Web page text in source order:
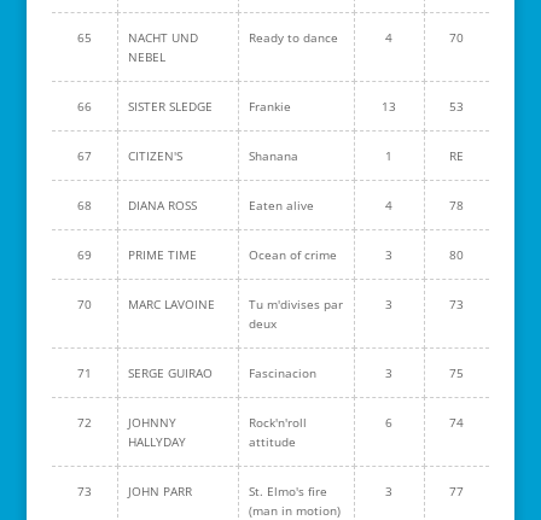
65
NACHT UND
NEBEL
Ready to dance 4 70
66 SISTER SLEDGE Frankie 13 53
67 CITIZEN'S Shanana 1 RE
68 DIANA ROSS Eaten alive 4 78
69 PRIME TIME Ocean of crime 3 80
70 MARC LAVOINE
Tu m'divises par
deux
3 73
71 SERGE GUIRAO Fascinacion 3 75
72
JOHNNY
HALLYDAY
Rock'n'roll
attitude
6 74
73 JOHN PARR
St. Elmo's fire
(man in motion)
3 77